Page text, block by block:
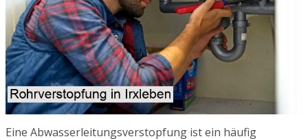
Eine Abwasserleitungsverstopfung ist ein häufig